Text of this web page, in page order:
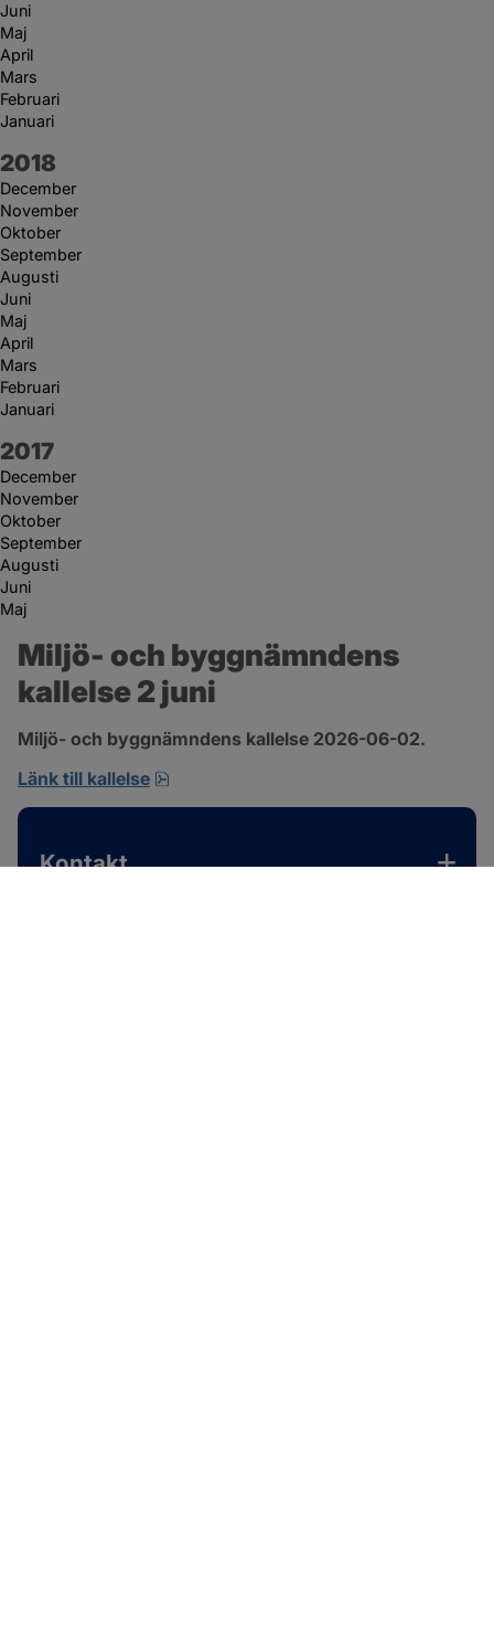
Juni
Maj
April
Mars
Februari
Januari
År:
2018
December
November
Oktober
September
Augusti
Juni
Maj
April
Mars
Februari
Januari
År:
2017
December
November
Oktober
September
Augusti
Juni
Maj
Miljö- och byggnämndens
kallelse 2 juni
Miljö- och byggnämndens kallelse 2026-06-02.
Länk till kallelse
Kontakt